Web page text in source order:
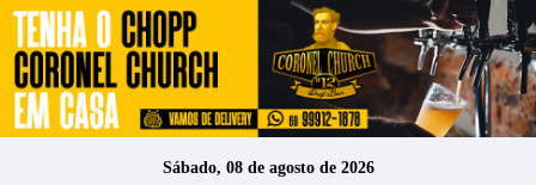
Sábado, 08 de agosto de 2026